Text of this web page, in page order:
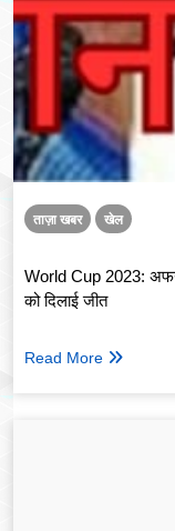
ताज़ा खबर खेल
World Cup 2023:
को दिलाई जीत
Read More